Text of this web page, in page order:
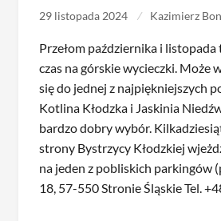
29 listopada 2024 Kazimierz
Przełom października i
czas na górskie wycieczki. Może
się do jednej z najpiękniejszych
Kotlina Kłodzka i Jaskinia
bardzo dobry wybór.
strony Bystrzycy Kłodzkiej
na jeden z pobliskich parkingów
18, 57-550 Stronie Śląskie Tel.